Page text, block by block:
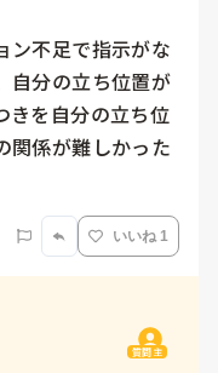
ン不足で指示がな
自分の立ち位置が
きを自分の立ち位
関係が難しかった
いいね 1
質問主